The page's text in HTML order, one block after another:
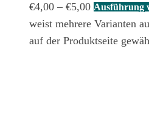
€4,00 – €5,00 Ausführung
weist mehrere Varianten
auf der Produktseite